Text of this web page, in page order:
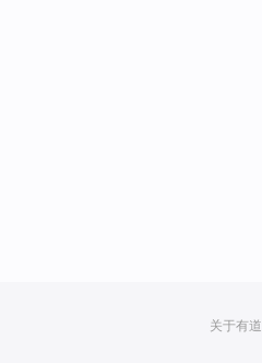
关于有道